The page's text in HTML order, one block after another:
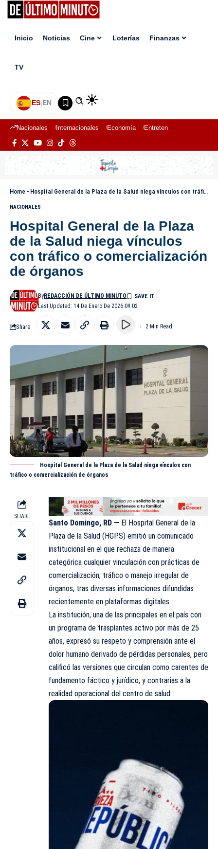
Inicio Noticias Cine Loterías Finanzas
TV
ES|EN
Nacionales Internacionales Economía Entretenimiento
Home - Hospital General de la Plaza de la Salud niega vínculos con tráfico o comercialización de órganos
NACIONALES
Hospital General de la Plaza
de la Salud niega vínculos
con tráfico o comercialización
de órganos
Last Updated: 14 De Enero De 2026 09:02
ByREDACCIÓN DE ÚLTIMO MINUTO
Share 2 Min Read
Hospital General de la Plaza de la Salud niega vínculos con
tráfico o comercialización de órganos
SHARE
Santo Domingo, RD — El Hospital General de la
Plaza de la Salud ( HGPS) emitió un comunicado
institucional en el que rechaza de manera
categórica cualquier vinculación con prácticas de
comercialización, tráfico o manejo irregular de
órganos, tras diversas informaciones difundidas
recientemente en plataformas digitales.
La institución, una de las principales en el país con
un programa de trasplantes activo por más de 25
años, expresó su respeto y comprensión ante el
dolor humano derivado de pérdidas personales, pero
calificó las versiones que circulan como carentes de
fundamento fáctico y jurídico, y contrarias a la
realidad operacional del centro de salud.